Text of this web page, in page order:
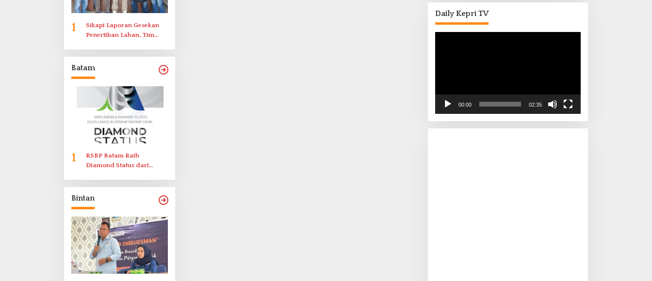
1
Sikapi Laporan Gesekan
Penertiban Lahan, Tim
Batam
1
RSBP Batam Raih
Diamond Status dari
Berstandar Internasional
Bintan
Daily Kepri TV
00:00 02:35